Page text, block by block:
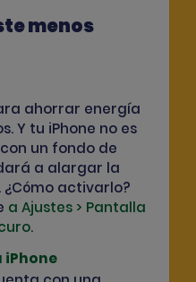
menos
ahorrar energía
Y tu iPhone no es
un fondo de
a alargar la
activarlo?
a Ajustes > Pantalla
iPhone